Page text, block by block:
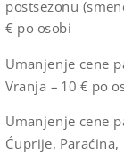
postsezonu
€ po osobi
Umanjenje cene
Vranja – 10 € po
Umanjenje cene
Ćuprije, Paraćina,